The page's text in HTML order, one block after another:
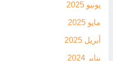
يونيو 2025
مايو 2025
أبريل 2025
يناير 2024